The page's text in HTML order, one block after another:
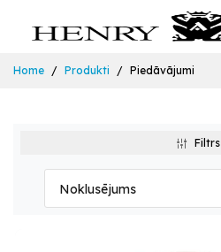
Home Produkti Piedāvājumi
Filtrs